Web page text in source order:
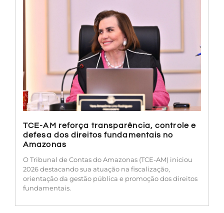
TCE-AM reforça transparência, controle e
defesa dos direitos fundamentais no
Amazonas
O Tribunal de Contas do Amazonas (TCE-AM) iniciou
2026 destacando sua atuação na fiscalização,
orientação da gestão pública e promoção dos direitos
fundamentais.